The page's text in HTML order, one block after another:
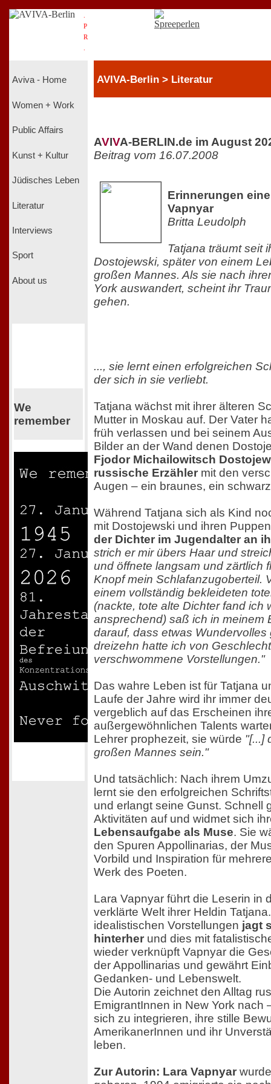
P
R
Aviva - Home
Women + Work
Public Affairs
Kunst + Kultur
Jüdisches Leben
Literatur
Interviews
Sport
About us
We
remember
AVIVA-Berlin > Literatur
AVIVA-BERLIN.de im August
Beitrag vom 16.07.2008
Erinnerungen
Vapnyar
Britta Leudolph
Tatjana träumt seit
Dostojewski, später von einem
großen Mannes. Als sie nach
York auswandert, scheint ihr
gehen.
..., sie lernt einen erfolgreichen
der sich in sie verliebt.
Tatjana wächst mit ihrer älteren
Mutter in Moskau auf. Der Vater
früh verlassen und bei seinem
Bilder an der Wand denen
Fjodor Michailowitsch
russische Erzähler mit den
Augen – ein braunes, ein
Während Tatjana sich als Kind
mit Dostojewski und ihren
der Dichter im Jugendalter an
strich er mir übers Haar und
und öffnete langsam und zärtlich
Knopf mein Schlafanzugoberteil.
einem vollständig bekleideten
(nackte, tote alte Dichter fand ich
ansprechend) saß ich in meinem
darauf, dass etwas Wundervolles
dreizehn hatte ich von
verschwommene Vorstellungen."
Das wahre Leben ist für Tatjana
Laufe der Jahre wird ihr immer
vergeblich auf das Erscheinen
außergewöhnlichen Talents
Lehrer prophezeit, sie würde "[...]
großen Mannes sein."
Und tatsächlich: Nach ihrem
lernt sie den erfolgreichen
und erlangt seine Gunst. Schnell
Aktivitäten auf und widmet sich
Lebensaufgabe als Muse. Sie
den Spuren Appollinarias, der
Vorbild und Inspiration für
Werk des Poeten.
Lara Vapnyar führt die Leserin in
verklärte Welt ihrer Heldin
idealistischen Vorstellungen jagt
hinterher und dies mit
wieder verknüpft Vapnyar die
der Appollinarias und gewährt
Gedanken- und Lebenswelt.
Die Autorin zeichnet den Alltag
EmigrantInnen in New York nach
sich zu integrieren, ihre stille
AmerikanerInnen und ihr
leben.
Zur Autorin: Lara Vapnyar